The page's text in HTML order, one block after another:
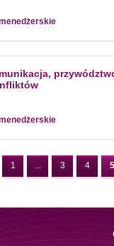
1 ... 3 4 5